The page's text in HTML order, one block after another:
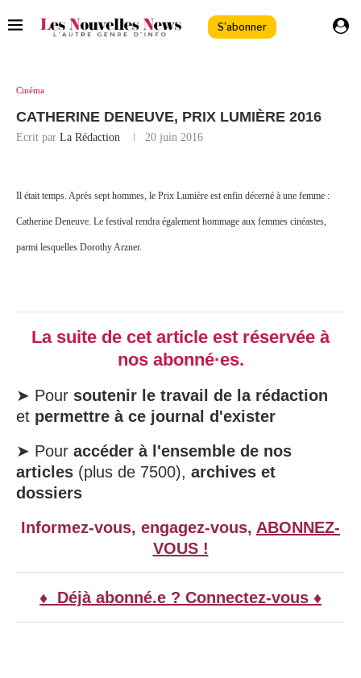
S'abonner
Cinéma
CATHERINE DENEUVE, PRIX LUMIÈRE 2016
Ecrit par La Rédaction 20 juin 2016
Il était temps. Après sept hommes, le Prix Lumière est enfin décerné à une femme :
Catherine Deneuve. Le festival rendra également hommage aux femmes cinéastes,
parmi lesquelles Dorothy Arzner.
La suite de cet article est réservée à
nos abonné·es.
➤ Pour soutenir le travail de la rédaction
et permettre à ce journal d'exister
➤ Pour accéder à l'ensemble de nos
articles (plus de 7500), archives et
dossiers
Informez-vous, engagez-vous, ABONNEZ-
VOUS !
♦ Déjà abonné.e ? Connectez-vous ♦